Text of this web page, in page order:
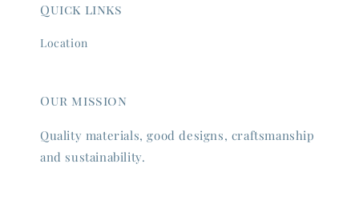
Quick links
Location
Our mission
Quality materials, good designs, craftsmanship
and sustainability.